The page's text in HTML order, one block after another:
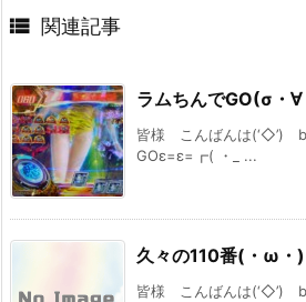
 関連記事
ラムちんでGO(σ・
皆様 こんばんは(‘◇’)ゞ
GOε=ε=┏( ・_ ...
久々の110番(・ω・)
皆様 こんばんは(‘◇’)ゞ